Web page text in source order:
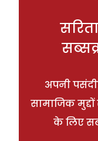
अपनी
सामाजिक
के लिए